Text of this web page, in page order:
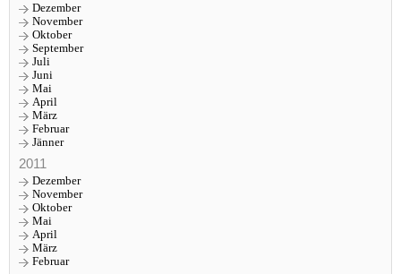
Dezember
November
Oktober
September
Juli
Juni
Mai
April
März
Februar
Jänner
2011
Dezember
November
Oktober
Mai
April
März
Februar